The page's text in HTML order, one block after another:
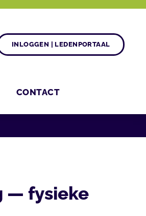
CONTACT
INLOGGEN | LEDENPORTAAL
— fysieke